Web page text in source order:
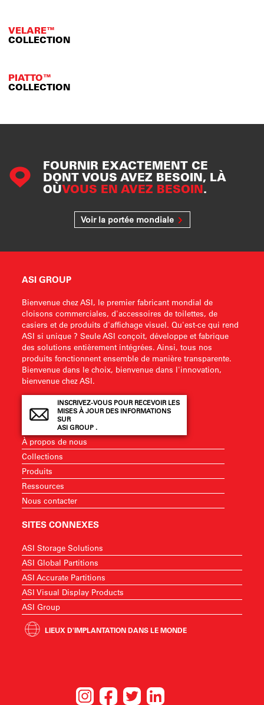
VELARE™
COLLECTION
PIATTO™
COLLECTION
FOURNIR EXACTEMENT CE
DONT VOUS AVEZ BESOIN, LÀ
OÙVOUS EN AVEZ BESOIN.
Voir la portée mondiale
ASI GROUP
Bienvenue chez ASI, le premier fabricant mondial de
cloisons commerciales, d'accessoires de toilettes, de
casiers et de produits d'affichage visuel. Qu'est-ce qui rend
ASI si unique ? Seule ASI conçoit, développe et fabrique
des solutions entièrement intégrées. Ainsi, tous nos
produits fonctionnent ensemble de manière transparente.
Bienvenue dans le choix, bienvenue dans l'innovation,
bienvenue chez ASI.
INSCRIVEZ-VOUS POUR RECEVOIR LES
MISES À JOUR DES INFORMATIONS
SUR
ASI GROUP .
À propos de nous
Collections
Produits
Ressources
Nous contacter
SITES CONNEXES
ASI Storage Solutions
ASI Global Partitions
ASI Accurate Partitions
ASI Visual Display Products
ASI Group
LIEUX D'IMPLANTATION DANS LE MONDE